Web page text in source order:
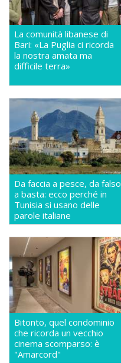
La comunità libanese di
Bari: «La Puglia ci ricorda
la nostra amata ma
difficile terra»
Da faccia a pesce, da falso
a basta: ecco perché in
Tunisia si usano delle
parole italiane
Bitonto, quel condominio
che ricorda un vecchio
cinema scomparso: è
"Amarcord"